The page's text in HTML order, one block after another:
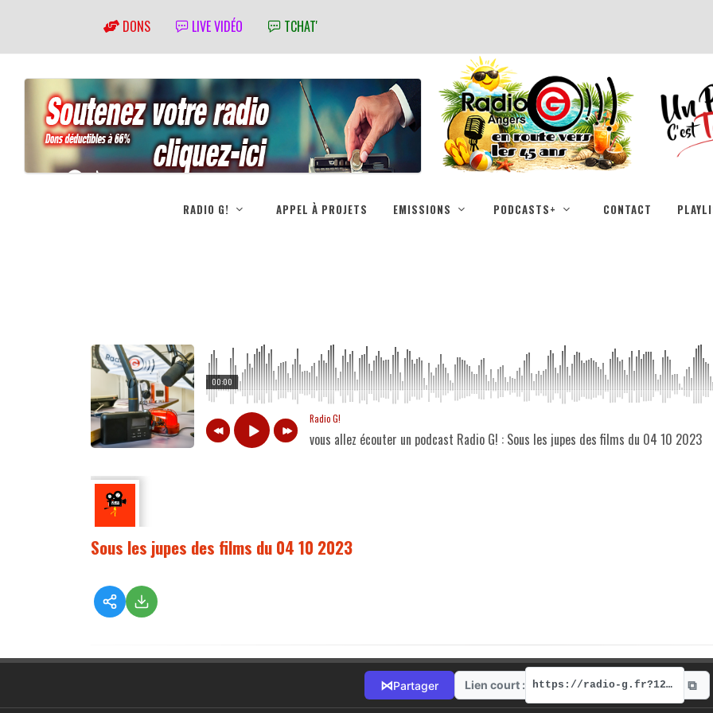
DONS LIVE VIDÉO TCHAT'
RADIO G! APPEL À PROJETS EMISSIONS PODCASTS+ CONTACT
00:00
Radio G!
vous allez écouter un podcast Radio G! : Sous les jupes des films du 04 10 2023
Sous les jupes des films du 04 10 2023
⋈Partager Lien court : https://radio-g.fr?12786 ⧉